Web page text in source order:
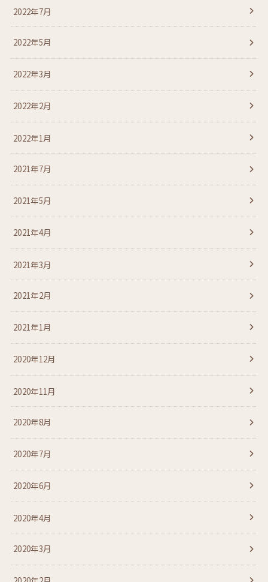
2022年7月
2022年5月
2022年3月
2022年2月
2022年1月
2021年7月
2021年5月
2021年4月
2021年3月
2021年2月
2021年1月
2020年12月
2020年11月
2020年8月
2020年7月
2020年6月
2020年4月
2020年3月